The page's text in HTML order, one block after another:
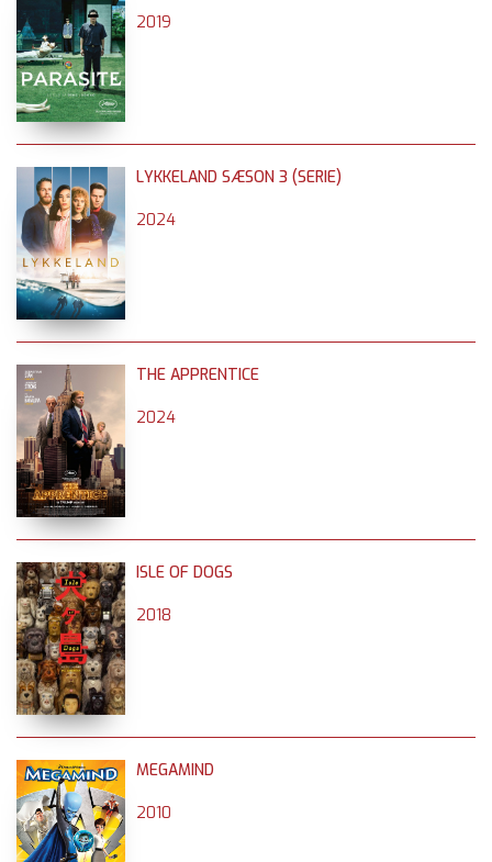
2019
LYKKELAND SÆSON 3 (SERIE)
2024
THE APPRENTICE
2024
ISLE OF DOGS
2018
MEGAMIND
2010